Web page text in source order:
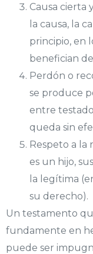
Causa cierta
la causa, la
principio, en
benefician
Perdón o
se produce
entre
queda sin
Respeto a la
es un hijo,
la legítima
su derecho).
Un testamento
fundamente en
puede ser